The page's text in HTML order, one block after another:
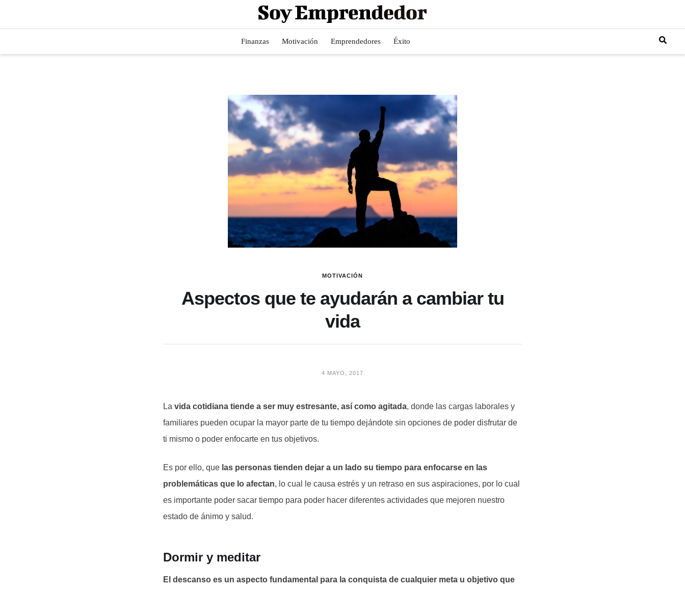
Finanzas Motivación Emprendedores Éxito
MOTIVACIÓN
Aspectos que te ayudarán a cambiar tu
vida
4 MAYO, 2017
La vida cotidiana tiende a ser muy estresante, así como agitada, donde las cargas laborales y
familiares pueden ocupar la mayor parte de tu tiempo dejándote sin opciones de poder disfrutar de
ti mismo o poder enfocarte en tus objetivos.
Es por ello, que las personas tienden dejar a un lado su tiempo para enfocarse en las
problemáticas que lo afectan, lo cual le causa estrés y un retraso en sus aspiraciones, por lo cual
es importante poder sacar tiempo para poder hacer diferentes actividades que mejoren nuestro
estado de ánimo y salud.
Dormir y meditar
El descanso es un aspecto fundamental para la conquista de cualquier meta u objetivo que